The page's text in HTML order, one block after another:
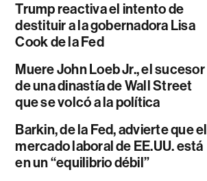
Trump reactiva el intento de
destituir a la gobernadora Lisa
Cook de la Fed
Muere John Loeb Jr., el sucesor
de una dinastía de Wall Street
que se volcó a la política
Barkin, de la Fed, advierte que el
mercado laboral de EE.UU. está
en un “equilibrio débil”